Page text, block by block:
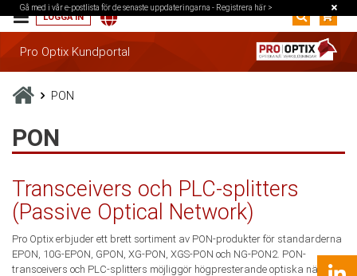
Gå med i vår e-postlista för de senaste uppdateringarna - Registrera här >
LOGGA IN
Pro Optix Kundportal
PON
PON
Transceivers och PLC-splitters
(Passive Optical Network)
Pro Optix erbjuder ett brett sortiment av PON-produkter för standarderna
EPON, 10G-EPON, GPON, XG-PON, XGS-PON och NG-PON2. PON-
transceivers och PLC-splitters möjliggör högpresterande optiska nätverk